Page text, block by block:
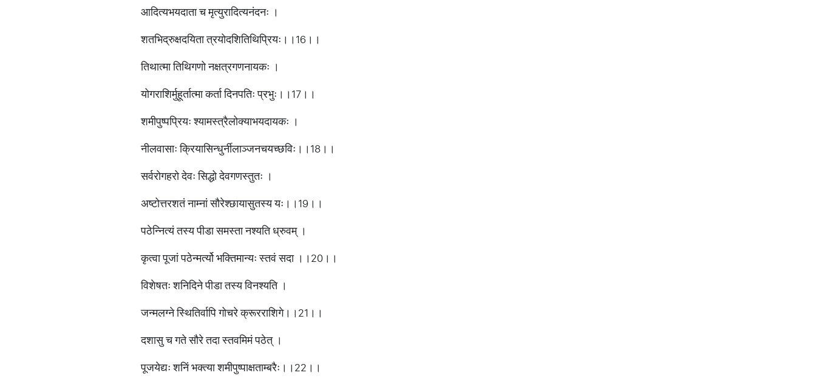
आदित्यभयदाता च मृत्युरादित्यनंदनः ।
शतभिद्रुक्षदयिता त्रयोदशितिथिप्रियः।।16।।
तिथात्मा तिथिगणो नक्षत्रगणनायकः ।
योगराशिर्मुहूर्तात्मा कर्ता दिनपतिः प्रभुः।।17।।
शमीपुष्पप्रियः श्यामस्त्रैलोक्याभयदायकः ।
नीलवासाः क्रियासिन्धुर्नीलाञ्जनचयच्छविः।।18।।
सर्वरोगहरो देवः सिद्धो देवगणस्तुतः ।
अष्टोत्तरशतं नाम्नां सौरेश्छायासुतस्य यः।।19।।
पठेन्नित्यं तस्य पीडा समस्ता नश्यति ध्रुवम् ।
कृत्वा पूजां पठेन्मर्त्यो भक्तिमान्यः स्तवं सदा ।।20।।
विशेषतः शनिदिने पीडा तस्य विनश्यति ।
जन्मलग्ने स्थितिर्वापि गोचरे क्रूरराशिगे।।21।।
दशासु च गते सौरे तदा स्तवमिमं पठेत् ।
पूजयेद्यः शनिं भक्त्या शमीपुष्पाक्षताम्बरैः।।22।।